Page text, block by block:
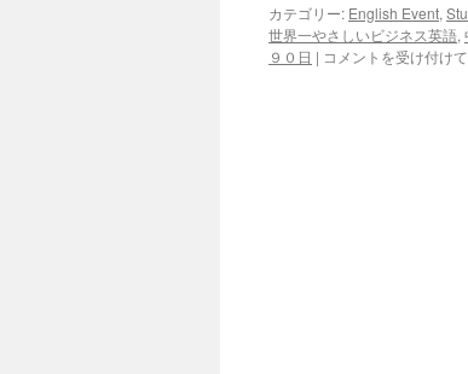
カテゴリー: English Event,
世界一やさしいビジネス英語,
９０日 | 体
コメントを受け付け